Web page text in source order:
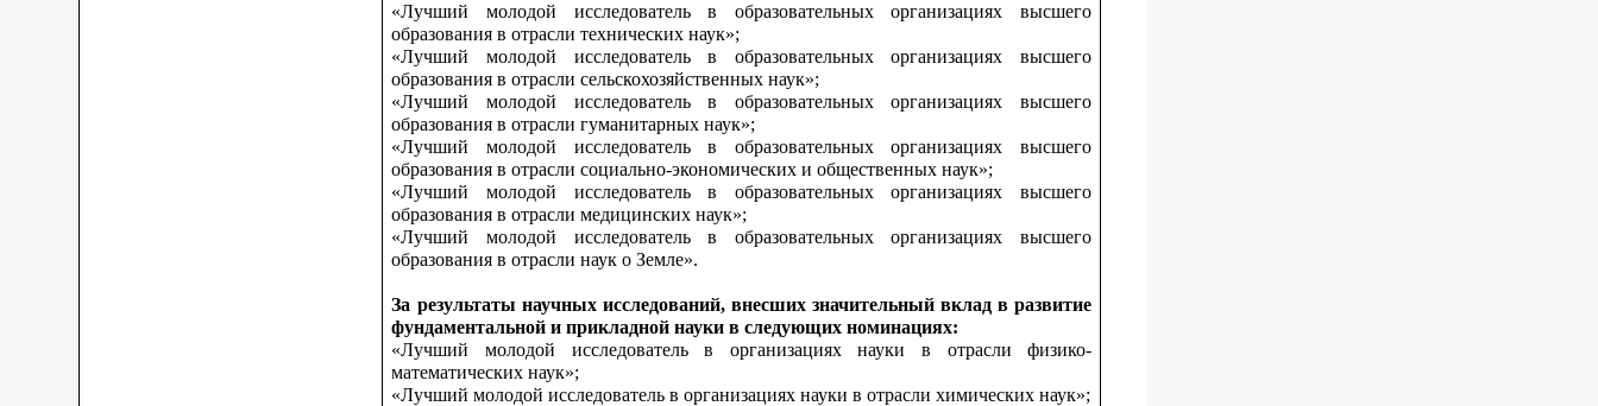
«Лучший молодой исследователь в образовательных организациях высшего
образования в отрасли технических наук»;
«Лучший молодой исследователь в образовательных организациях высшего
образования в отрасли сельскохозяйственных наук»;
«Лучший молодой исследователь в образовательных организациях высшего
образования в отрасли гуманитарных наук»;
«Лучший молодой исследователь в образовательных организациях высшего
образования в отрасли социально-экономических и общественных наук»;
«Лучший молодой исследователь в образовательных организациях высшего
образования в отрасли медицинских наук»;
«Лучший молодой исследователь в образовательных организациях высшего
образования в отрасли наук о Земле».
За результаты научных исследований, внесших значительный вклад в развитие
фундаментальной и прикладной науки в следующих номинациях:
«Лучший молодой исследователь в организациях науки в отрасли физико-
математических наук»;
«Лучший молодой исследователь в организациях науки в отрасли химических наук»;